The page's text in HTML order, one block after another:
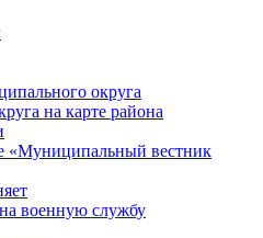
округа
на карте района
«Муниципальный вестник
военную службу